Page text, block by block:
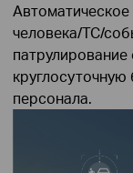
человека/ТС/
персонала.